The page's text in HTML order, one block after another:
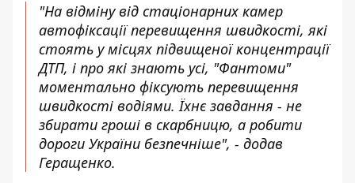
"На відміну від стаціонарних камер
автофіксації перевищення швидкості, які
стоять у місцях підвищеної концентрації
ДТП, і про які знають усі, "Фантоми"
моментально фіксують перевищення
швидкості водіями. Їхнє завдання - не
збирати гроші в скарбницю, а робити
дороги України безпечніше", - додав
Геращенко.